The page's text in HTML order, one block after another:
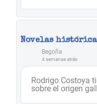
Novelas
Begoña
4 semanas atrás
Rodrigo Costoya
sobre el origen